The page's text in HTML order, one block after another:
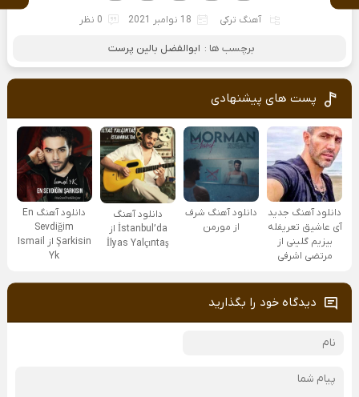
آهنگ ترکی 18 نوامبر 2021 0 نظر
برچسب ها : ابوالفضل بالین پرست
پست های پیشنهادی
دانلود آهنگ جدید
آی عاشیق تعریفله
بیزیم گلینی از
مرتضی اشرفی
دانلود آهنگ شرف
از مورمن
دانلود آهنگ
İstanbul’da از
İlyas Yalçıntaş
دانلود آهنگ En
Sevdiğim
Şarkisin از Ismail
Yk
دیدگاه خود را بگذارید